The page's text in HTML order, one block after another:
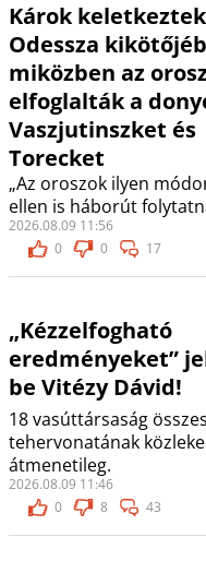
Károk keletkeztek
Odessza
miközben az
elfoglalták a
Vaszjutinszket és
Torecket
„Az oroszok ilyen
ellen is háborút
2026.08.09 11:56
0
0 17
„Kézzelfogható
eredményeket”
be Vitézy Dávid!
18 vasúttársaság
tehervonatának
átmenetileg.
2026.08.09 11:46
0
8 43